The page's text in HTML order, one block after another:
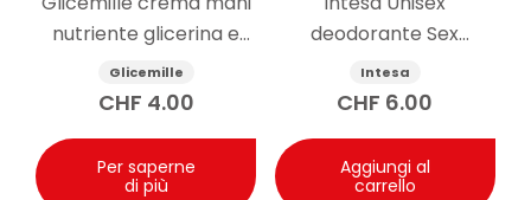
nutriente glicerina e
camomilla 100ml
Glicemille
CHF 4.00
Per saperne
di più
deodorante Sex
Attraction 125ml
Intesa
CHF 6.00
Aggiungi al
carrello